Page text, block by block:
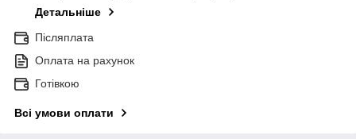
Детальніше
Післяплата
Оплата на рахунок
Готівкою
Всі умови оплати